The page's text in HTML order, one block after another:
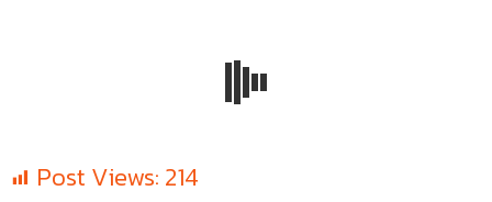
Post Views: 214